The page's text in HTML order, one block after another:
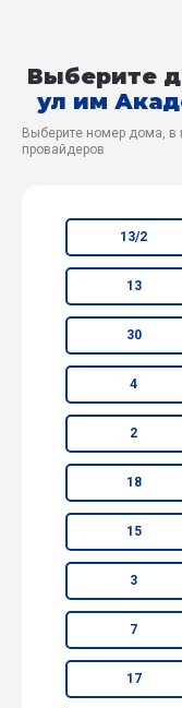
Выберите
ул им
Выберите номер дома, в
провайдеров
13/2
13
30
4
2
18
15
3
7
17